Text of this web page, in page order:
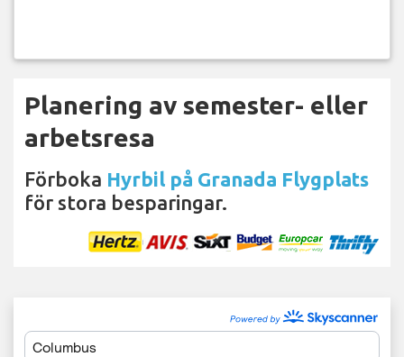
Planering av semester- eller
arbetsresa
Förboka Hyrbil på Granada Flygplats
för stora besparingar.